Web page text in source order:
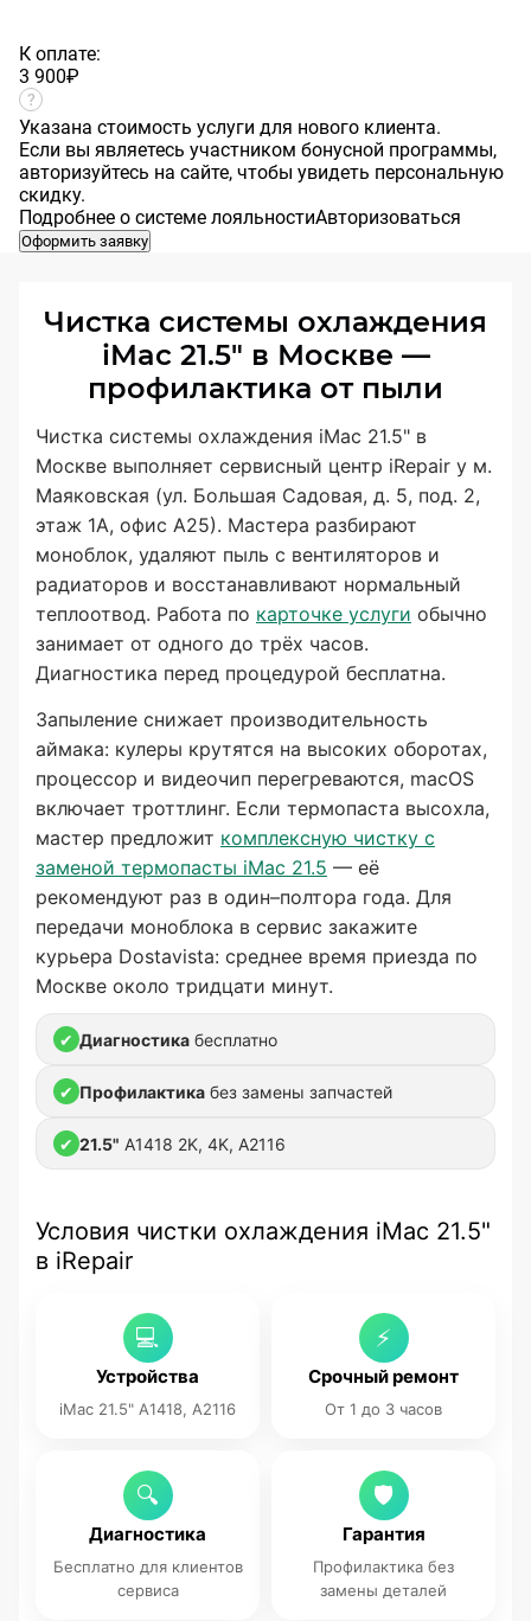
К оплате:
3 900₽
Указана стоимость услуги для нового клиента.
Если вы являетесь участником бонусной программы,
авторизуйтесь на сайте, чтобы увидеть персональную
скидку.
Подробнее о системе лояльностиАвторизоваться
Оформить заявку
Чистка системы охлаждения
iMac 21.5" в Москве —
профилактика от пыли
Чистка системы охлаждения iMac 21.5" в
Москве выполняет сервисный центр iRepair у м.
Маяковская (ул. Большая Садовая, д. 5, под. 2,
этаж 1А, офис А25). Мастера разбирают
моноблок, удаляют пыль с вентиляторов и
радиаторов и восстанавливают нормальный
теплоотвод. Работа по карточке услуги обычно
занимает от одного до трёх часов.
Диагностика перед процедурой бесплатна.
Запыление снижает производительность
аймака: кулеры крутятся на высоких оборотах,
процессор и видеочип перегреваются, macOS
включает троттлинг. Если термопаста высохла,
мастер предложит комплексную чистку с
заменой термопасты iMac 21.5 — её
рекомендуют раз в один–полтора года. Для
передачи моноблока в сервис закажите
курьера Dostavista: среднее время приезда по
Москве около тридцати минут.
✔ Диагностика бесплатно
✔ Профилактика без замены запчастей
✔ 21.5" A1418 2K, 4K, A2116
Условия чистки охлаждения iMac 21.5"
в iRepair
💻
Устройства
iMac 21.5" A1418, A2116
⚡
Срочный ремонт
От 1 до 3 часов
🔍
Диагностика
Бесплатно для клиентов
сервиса
🛡
Гарантия
Профилактика без
замены деталей